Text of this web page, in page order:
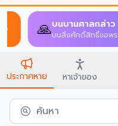
🙏บนบานศาลกล่าว
บนสิ่งศักดิ์สิทธิ์ขอพร
ประกาศหาย หาเจ้าของ
ค้นหา